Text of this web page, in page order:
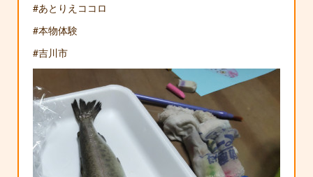
#あとりえココロ
#本物体験
#吉川市